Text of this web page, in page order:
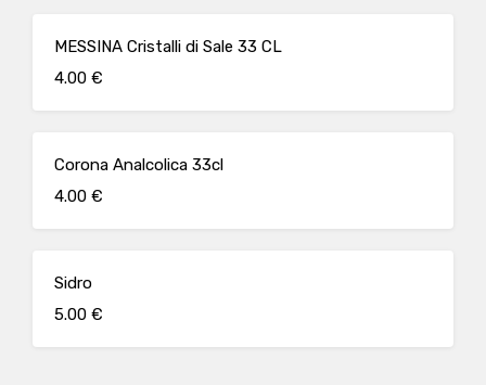
MESSINA Cristalli di Sale 33 CL
4.00 €
Corona Analcolica 33cl
4.00 €
Sidro
5.00 €